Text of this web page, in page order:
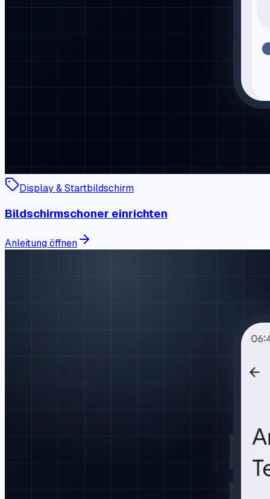
Display & Startbildschirm
Bildschirmschoner einrichten
Anleitung öffnen